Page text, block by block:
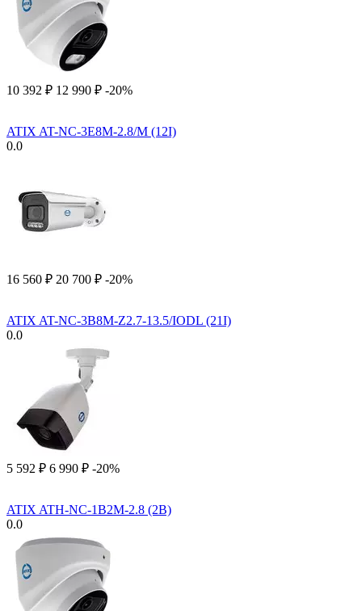
10 392 ₽ 12 990 ₽ -20%
ATIX AT-NC-3E8M-2.8/M (12I)
0.0
16 560 ₽ 20 700 ₽ -20%
ATIX AT-NC-3B8M-Z2.7-13.5/IODL (21I)
0.0
5 592 ₽ 6 990 ₽ -20%
ATIX ATH-NC-1B2M-2.8 (2B)
0.0